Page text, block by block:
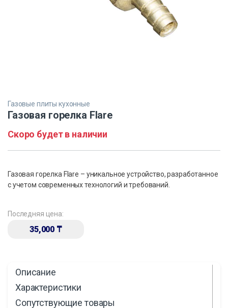
Газовые плиты кухонные
Газовая горелка Flare
Скоро будет в наличии
Газовая горелка Flare – уникальное устройство, разработанное
с учетом современных технологий и требований.
Последняя цена:
35,000 ₸
Описание
Характеристики
Сопутствующие товары